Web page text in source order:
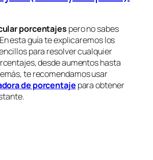
porcentajes pero no sabes
esta guía te explicaremos los
para resolver cualquier
desde aumentos hasta
te recomendamos usar
de porcentaje para obtener